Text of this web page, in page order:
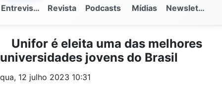
Entrevistas Revista Podcasts Mídias Newsletter
Unifor é eleita uma das melhores
universidades jovens do Brasil
qua, 12 julho 2023 10:31